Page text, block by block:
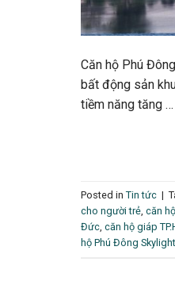
Căn hộ Phú
bất động sản
tiềm năng tăng …
Posted in Tin tức |
cho người trẻ căn
Đức căn hộ giáp
hộ Phú Đông Skylight